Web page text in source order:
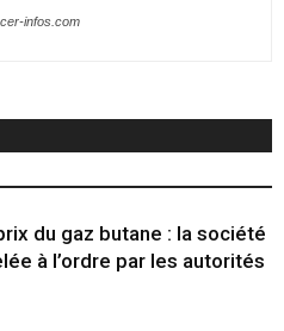
infos.com
du gaz butane : la société
à l’ordre par les autorités